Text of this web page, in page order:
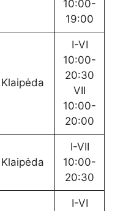
10:00-
19:00
Klaipėda
I-VI
10:00-
20:30
VII
10:00-
20:00
Klaipėda
I-VII
10:00-
20:30
I-VI